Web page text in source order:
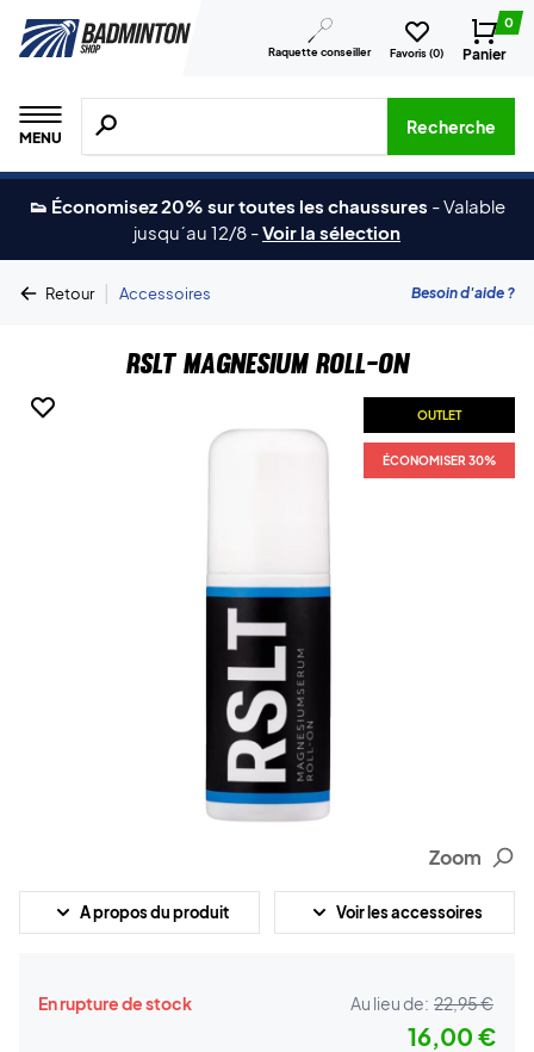
Raquette conseiller Favoris (0)
0
Panier
MENU
Recherche de produits, de marques, etc.
Recherche
👟 Économisez 20% sur toutes les chaussures -Valable
jusqu´au 12/8 -Voir la sélection
Retour | Accessoires Besoin d'aide ?
RSLT Magnesium Roll-On
OUTLET
ÉCONOMISER 30%
Zoom
A propos du produit Voir les accessoires
En rupture de stock Au lieu de: 22,95 €
16,00 €